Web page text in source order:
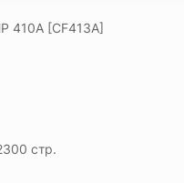
410A [CF413A]
стр.